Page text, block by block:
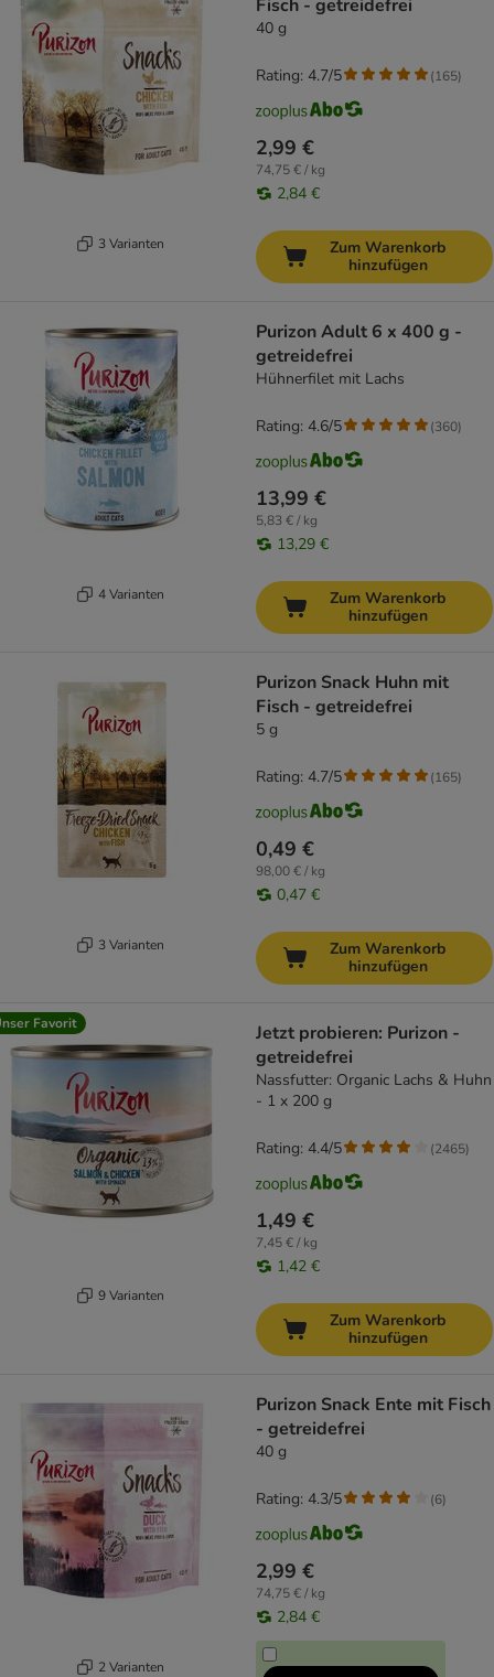
3 Varianten
Fisch - getreidefrei
40 g
2,99 €
74,75 € / kg
2,84 €
Rating: 4.7/5 (165)
Zum Warenkorb
hinzufügen
4 Varianten
Purizon Adult 6 x 400 g -
getreidefrei
Hühnerfilet mit Lachs
13,99 €
5,83 € / kg
13,29 €
Rating: 4.6/5 (360)
Zum Warenkorb
hinzufügen
3 Varianten
Purizon Snack Huhn mit
Fisch - getreidefrei
5 g
0,49 €
98,00 € / kg
0,47 €
Rating: 4.7/5 (165)
Zum Warenkorb
hinzufügen
Favorit
9 Varianten
Jetzt probieren: Purizon -
getreidefrei
Nassfutter: Organic Lachs & Huhn
- 1 x 200 g
1,49 €
7,45 € / kg
1,42 €
Rating: 4.4/5 (2465)
Zum Warenkorb
hinzufügen
2 Varianten
Purizon Snack Ente mit Fisch
- getreidefrei
40 g
2,99 €
74,75 € / kg
2,84 €
Rating: 4.3/5 (6)